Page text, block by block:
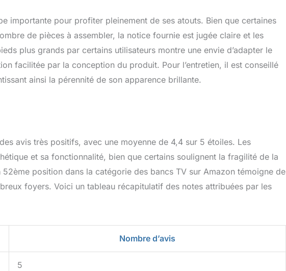
importante pour profiter pleinement de ses atouts. Bien que certaines
de pièces à assembler, la notice fournie est jugée claire et les
plus grands par certains utilisateurs montre une envie d’adapter le
facilitée par la conception du produit. Pour l’entretien, il est conseillé
ainsi la pérennité de son apparence brillante.
avis très positifs, avec une moyenne de 4,4 sur 5 étoiles. Les
et sa fonctionnalité, bien que certains soulignent la fragilité de la
position dans la catégorie des bancs TV sur Amazon témoigne de
foyers. Voici un tableau récapitulatif des notes attribuées par les
Nombre d’avis
5